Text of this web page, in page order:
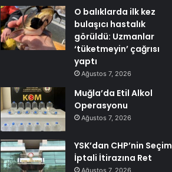
O balıklarda ilk kez
bulaşıcı hastalık
görüldü: Uzmanlar
‘tüketmeyin’ çağrısı
yaptı
Ağustos 7, 2026
Muğla’da Etil Alkol
Operasyonu
Ağustos 7, 2026
YSK’dan CHP’nin Seçim
İptali İtirazına Ret
Ağustos 7, 2026